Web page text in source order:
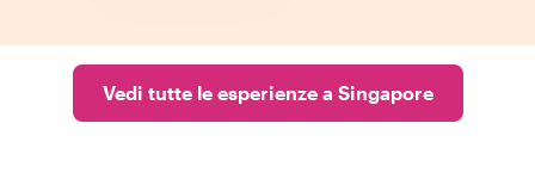
Vedi tutte le esperienze a Singapore